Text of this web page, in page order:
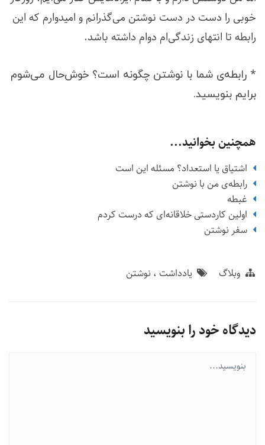
خوبی را دست در دست نوشتن می‌گذرانم و امیدوارم که این
رابطه تا انتهای زندگی‌ام دوام داشته باشد.
* رابطه‌ی شما با نوشتن چگونه است؟ خوش‌حال می‌شوم
برایم بنویسید.
همچنین بخوانید...
اشتیاق یا استعداد؟ مسئله این است
رابطه‌‌ی من با نوشتن
غبطه
اولین کاردستی خلاقانه‌ای که درست کردم
سفر نوشتن
وبلاگ یادداشت نوشتن
دیدگاه خود را بنویسید